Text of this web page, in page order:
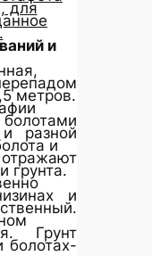
для
и
метров.
разной
и
грунта.
и
Грунт
болотах-